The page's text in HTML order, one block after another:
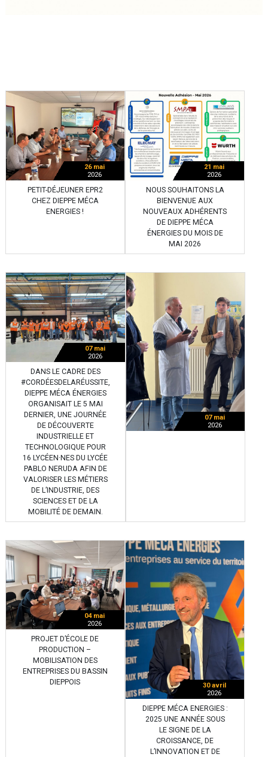
26 mai
2026
PETIT-DÉJEUNER EPR2
CHEZ DIEPPE MÉCA
ENERGIES !
21 mai
2026
NOUS SOUHAITONS LA
BIENVENUE AUX
NOUVEAUX ADHÉRENTS
DE DIEPPE MÉCA
ÉNERGIES DU MOIS DE
MAI 2026
07 mai
2026
DANS LE CADRE DES
#CORDÉESDELARÉUSSITE,
DIEPPE MÉCA ÉNERGIES
ORGANISAIT LE 5 MAI
DERNIER, UNE JOURNÉE
DE DÉCOUVERTE
INDUSTRIELLE ET
TECHNOLOGIQUE POUR
16 LYCÉEN·NES DU LYCÉE
PABLO NERUDA AFIN DE
VALORISER LES MÉTIERS
DE L’INDUSTRIE, DES
SCIENCES ET DE LA
MOBILITÉ DE DEMAIN.
07 mai
2026
04 mai
2026
PROJET D’ÉCOLE DE
PRODUCTION –
MOBILISATION DES
ENTREPRISES DU BASSIN
DIEPPOIS
30 avril
2026
DIEPPE MÉCA ENERGIES :
2025 UNE ANNÉE SOUS
LE SIGNE DE LA
CROISSANCE, DE
L’INNOVATION ET DE